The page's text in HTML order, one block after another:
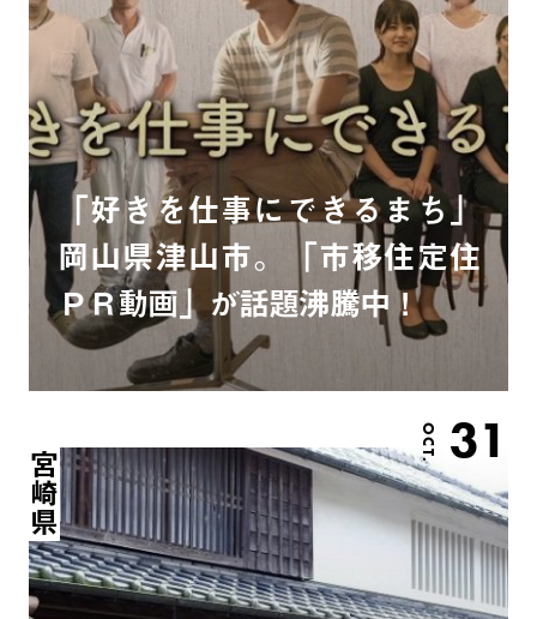
「好きを仕事にできるまち」
岡山県津山市。「市移住定住
ＰＲ動画」が話題沸騰中！
OCT. 31
宮崎県